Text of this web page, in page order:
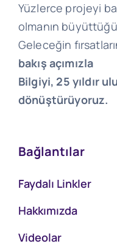
Yüzlerce projeyi
olmanın büyüttüğü
Geleceğin
bakış açımızla
Bilgiyi, 25 yıldır
dönüştürüyoruz.
Bağlantılar
Faydalı Linkler
Hakkımızda
Videolar